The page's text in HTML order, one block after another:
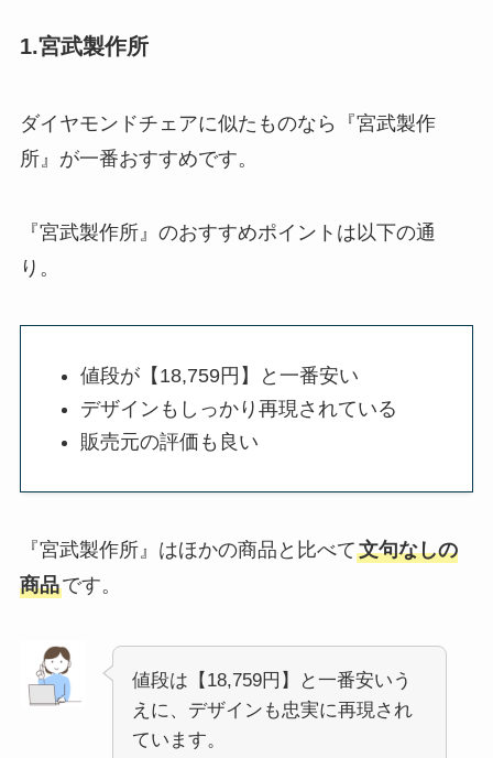
1.宮武製作所
ダイヤモンドチェアに似たものなら『宮武製作
所』が一番おすすめです。
『宮武製作所』のおすすめポイントは以下の通
り。
値段が【18,759円】と一番安い
デザインもしっかり再現されている
販売元の評価も良い
『宮武製作所』はほかの商品と比べて文句なしの
商品です。
値段は【18,759円】と一番安いう
えに、デザインも忠実に再現され
ています。